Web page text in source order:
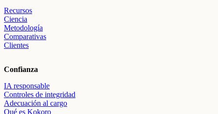
Recursos
Ciencia
Metodología
Comparativas
Clientes
Confianza
IA responsable
Controles de integridad
Adecuación al cargo
Qué es Kokoro